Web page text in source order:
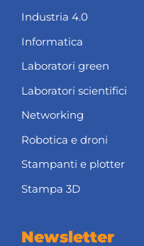
Industria 4.0
Informatica
Laboratori green
Laboratori scientifici
Networking
Robotica e droni
Stampanti e plotter
Stampa 3D
Newsletter